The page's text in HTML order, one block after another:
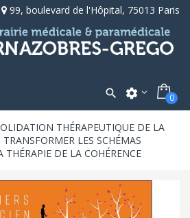
99, boulevard de l'Hôpital, 75013 Paris
 settings 0
THÉRAPEUTIQUE DE LA
LES SCHÉMAS
THÉRAPIE DE LA COHÉRENCE